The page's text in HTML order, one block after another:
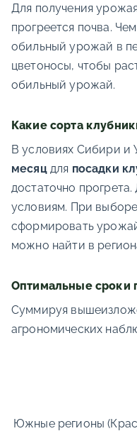
Для получения
прогреется почва.
обильный урожай в
цветоносы, чтобы
обильный урожай.
Какие сорта
В условиях Сибири и
месяцдля посадки
достаточно
условиям. При
сформировать урожай
можно найти в
Оптимальные сроки
Суммируя
агрономических
Южные регионы